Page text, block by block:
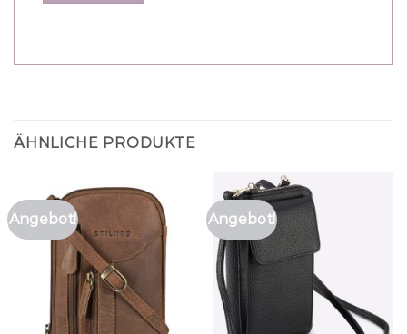
ÄHNLICHE PRODUKTE
Angebot! Angebot!